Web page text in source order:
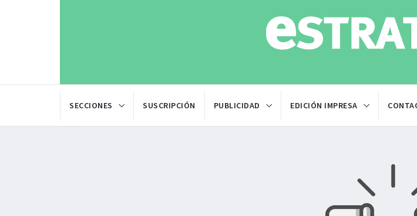
SECCIONES SUSCRIPCIÓN PUBLICIDAD EDICIÓN IMPRESA